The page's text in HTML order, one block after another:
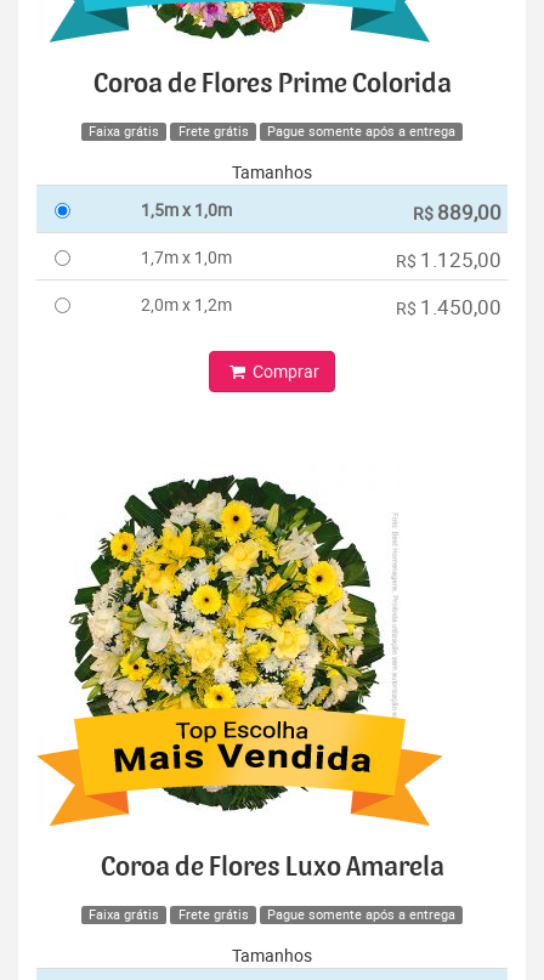
Coroa de Flores Prime Colorida
Faixa grátis Frete grátis Pague somente após a entrega
Tamanhos
1,5m x 1,0m
R$ 889,00
1,7m x 1,0m R$ 1.125,00
2,0m x 1,2m R$ 1.450,00
Comprar
Coroa de Flores Luxo Amarela
Faixa grátis Frete grátis Pague somente após a entrega
Tamanhos